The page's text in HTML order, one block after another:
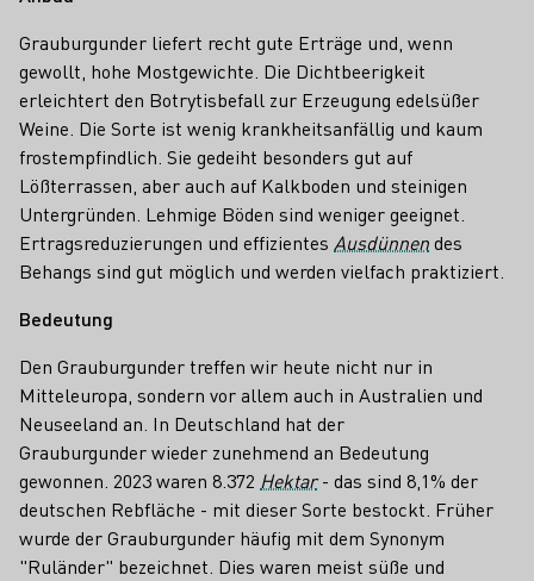
Grauburgunder liefert recht gute Erträge und, wenn
gewollt, hohe Mostgewichte. Die Dichtbeerigkeit
erleichtert den Botrytisbefall zur Erzeugung edelsüßer
Weine. Die Sorte ist wenig krankheitsanfällig und kaum
frostempfindlich. Sie gedeiht besonders gut auf
Lößterrassen, aber auch auf Kalkboden und steinigen
Untergründen. Lehmige Böden sind weniger geeignet.
Ertragsreduzierungen und effizientes Ausdünnendes
Behangs sind gut möglich und werden vielfach praktiziert.
Bedeutung
Den Grauburgunder treffen wir heute nicht nur in
Mitteleuropa, sondern vor allem auch in Australien und
Neuseeland an. In Deutschland hat der
Grauburgunder wieder zunehmend an Bedeutung
gewonnen. 2023 waren 8.372 Hektar- das sind 8,1% der
deutschen Rebfläche - mit dieser Sorte bestockt. Früher
wurde der Grauburgunder häufig mit dem Synonym
"Ruländer" bezeichnet. Dies waren meist süße und